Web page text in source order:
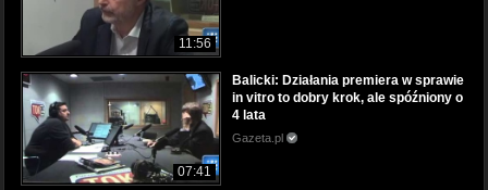
11:56
07:41
Balicki: Działania premiera w sprawie
in vitro to dobry krok, ale spóźniony o
4 lata
Gazeta.pl